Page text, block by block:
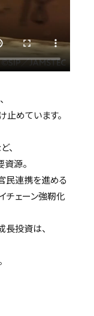
めています。
、
源。
民連携を進める
チェーン強靭化
投資は、